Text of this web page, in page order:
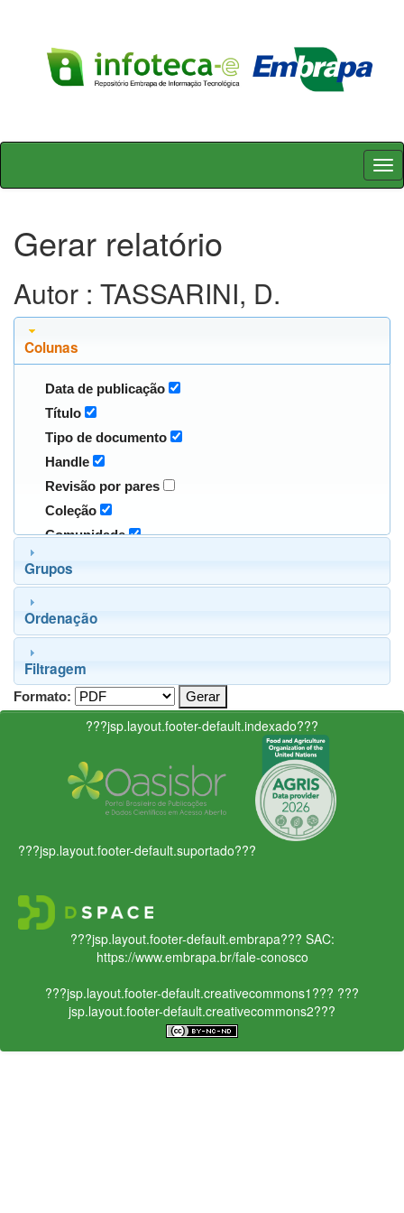
Skip
Gerar relatório
Autor : TASSARINI, D.
Colunas
Data de publicação
Título
Tipo de documento
Handle
Revisão por pares
Coleção
Comunidade
Grupos
Ordenação
Filtragem
Formato:
???jsp.layout.footer-default.indexado???
???jsp.layout.footer-default.suportado???
???jsp.layout.footer-default.embrapa??? SAC:
https://www.embrapa.br/fale-conosco
???jsp.layout.footer-default.creativecommons1??? ???
jsp.layout.footer-default.creativecommons2???